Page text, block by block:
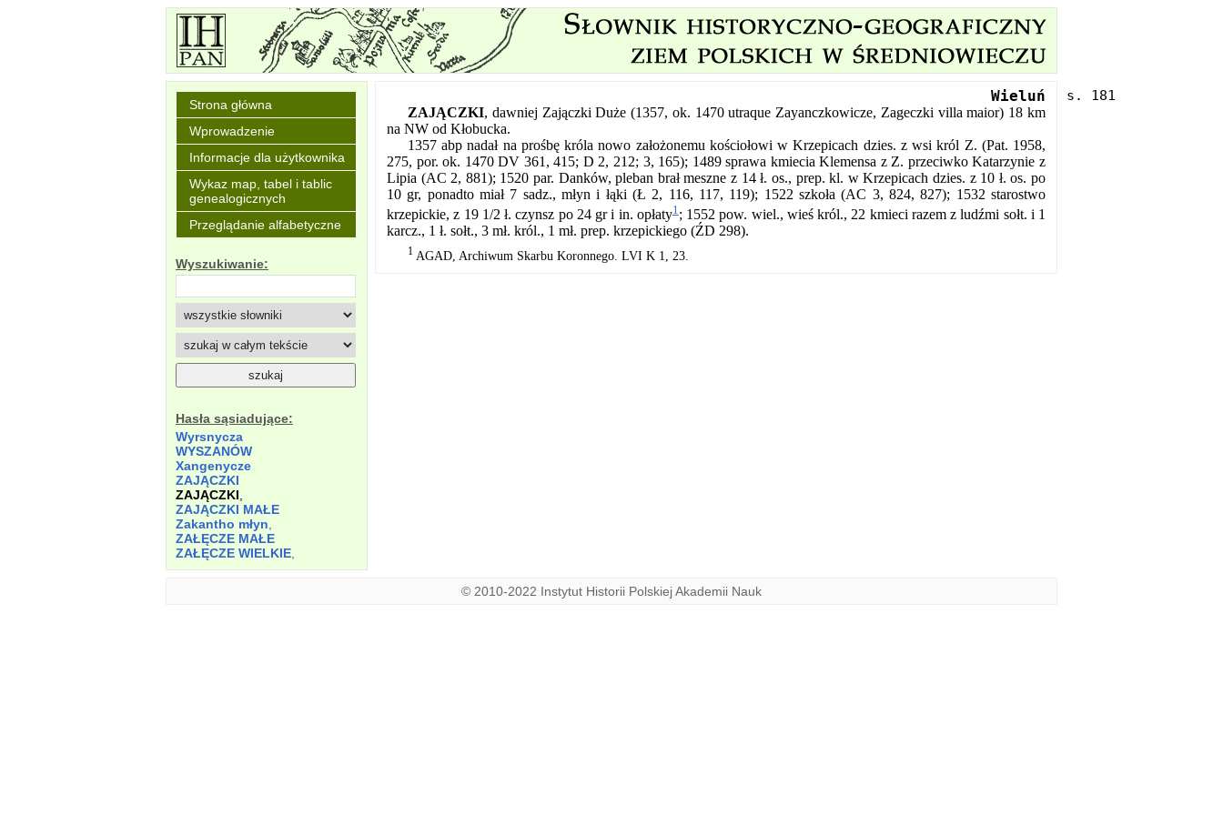
Strona główna
Wprowadzenie
Informacje dla użytkownika
Wykaz map, tabel i tablic
genealogicznych
Przeglądanie alfabetyczne
Wyszukiwanie:
Hasła sąsiadujące:
Wyrsnycza
WYSZANÓW
Xangenycze
ZAJĄCZKI
ZAJĄCZKI
ZAJĄCZKI MAŁE
Zakantho młyn
ZAŁĘCZE MAŁE
ZAŁĘCZE WIELKIE
Wieluń
ZAJĄCZKI, dawniej Zajączki Duże (1357, ok. 1470 utraque Zayanczkowicze, Zageczki villa maior) 18 km
na NW od Kłobucka.
1357 abp nadał na prośbę króla nowo założonemu kościołowi w Krzepicach dzies. z wsi król Z. (Pat. 1958,
275, por. ok. 1470 DV 361, 415; D 2, 212; 3, 165); 1489 sprawa kmiecia Klemensa z Z. przeciwko Katarzynie z
Lipia (AC 2, 881); 1520 par. Danków, pleban brał meszne z 14 ł. os., prep. kl. w Krzepicach dzies. z 10 ł. os. po
10 gr, ponadto miał 7 sadz., młyn i łąki (Ł 2, 116, 117, 119); 1522 szkoła (AC 3, 824, 827); 1532 starostwo
krzepickie, z 19 1/2 ł. czynsz po 24 gr i in. opłaty1; 1552 pow. wiel., wieś król., 22 kmieci razem z ludźmi sołt. i 1
karcz., 1 ł. sołt., 3 mł. król., 1 mł. prep. krzepickiego (ŹD 298).
1 AGAD, Archiwum Skarbu Koronnego. LVI K 1, 23.
© 2010-2022 Instytut Historii Polskiej Akademii Nauk